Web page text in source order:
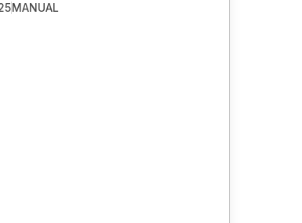
MANUAL